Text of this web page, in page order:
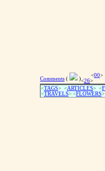
Comments ( )
<00>
<26>
<TAGS> <ARTICLES> <
<TRAVELS> <FLOWERS